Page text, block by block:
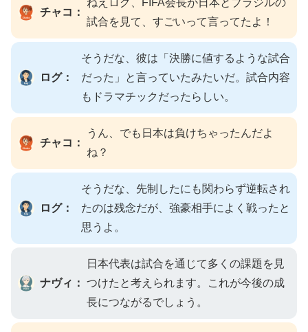
チャコ：
ねえログ、FIFA会長が日本とブラジルの
試合を見て、すごいって言ってたよ！
ログ：
そうだな、彼は「決勝に値するような試合
だった」と言っていたみたいだ。試合内容
もドラマチックだったらしい。
チャコ：
うん、でも日本は負けちゃったんだよ
ね？
ログ：
そうだな、先制したにも関わらず逆転され
たのは残念だが、強豪相手によく戦ったと
思うよ。
ナヴィ：
日本代表は試合を通じて多くの課題を見
つけたと考えられます。これが今後の成
長につながるでしょう。